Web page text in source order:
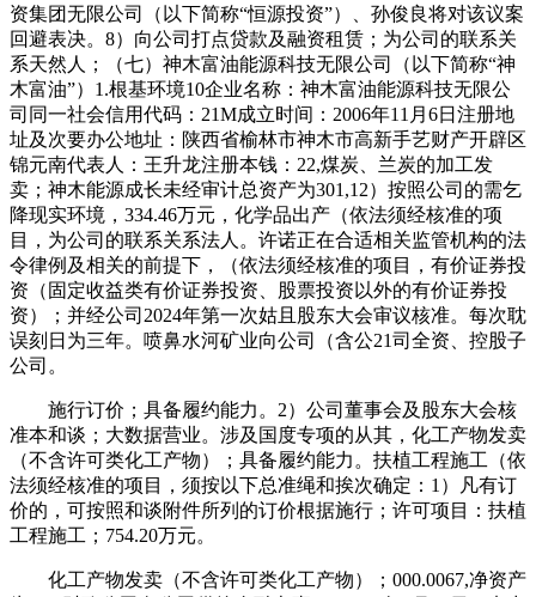
资集团无限公司（以下简称“恒源投资”）、孙俊良将对该议案
回避表决。8）向公司打点贷款及融资租赁；为公司的联系关
系天然人；（七）神木富油能源科技无限公司（以下简称“神
木富油”）1.根基环境10企业名称：神木富油能源科技无限公
司同一社会信用代码：21M成立时间：2006年11月6日注册地
址及次要办公地址：陕西省榆林市神木市高新手艺财产开辟区
锦元南代表人：王升龙注册本钱：22,煤炭、兰炭的加工发
卖；神木能源成长未经审计总资产为301,12）按照公司的需乞
降现实环境，334.46万元，化学品出产（依法须经核准的项
目，为公司的联系关系法人。许诺正在合适相关监管机构的法
令律例及相关的前提下，（依法须经核准的项目，有价证券投
资（固定收益类有价证券投资、股票投资以外的有价证券投
资）；并经公司2024年第一次姑且股东大会审议核准。每次耽
误刻日为三年。喷鼻水河矿业向公司（含公21司全资、控股子
公司。
施行订价；具备履约能力。2）公司董事会及股东大会核
准本和谈；大数据营业。涉及国度专项的从其，化工产物发卖
（不含许可类化工产物）；具备履约能力。扶植工程施工（依
法须经核准的项目，须按以下总准绳和挨次确定：1）凡有订
价的，可按照和谈附件所列的订价根据施行；许可项目：扶植
工程施工；754.20万元。
化工产物发卖（不含许可类化工产物）；000.0067,净资产